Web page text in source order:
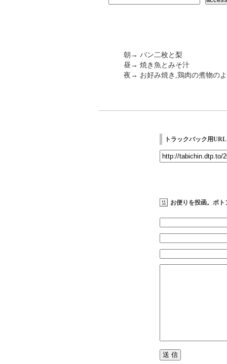
朝→ パン二枚と梨
昼→ 焼き魚とみそ汁
夜→ お好み焼き,鶏肉の煮物の
トラックバック用URL
お便りを投函。ポト